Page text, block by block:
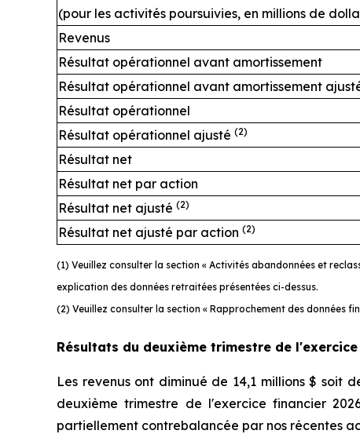
(pour les activités poursuivies, en millions de
Revenus
Résultat opérationnel avant amortissement
Résultat opérationnel avant amortissement
Résultat opérationnel
Résultat opérationnel ajusté (2)
Résultat net
Résultat net par action
Résultat net ajusté (2)
Résultat net ajusté par action (2)
(1) Veuillez consulter la section « Activités abandonnées et
explication des données retraitées présentées ci-dessus.
(2) Veuillez consulter la section « Rapprochement des données
Résultats du deuxième trimestre de
Les revenus ont diminué de 14,1 millions $ soit
deuxième trimestre de l'exercice financier
partiellement contrebalancée par nos récentes